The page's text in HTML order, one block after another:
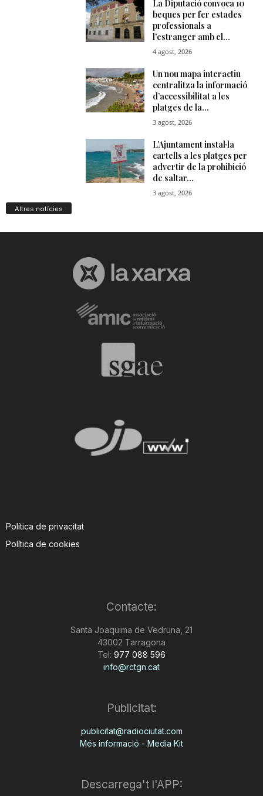
Altres notícies
Política de privacitat
Política de cookies
Contacte:
Santa Joaquima de Vedruna, 21
43002 Tarragona
Tel: 977 088 596
info@rctgn.cat
Publicitat:
publicitat@radiociutat.com
Més informació - Media Kit
Descarrega't l'APP: